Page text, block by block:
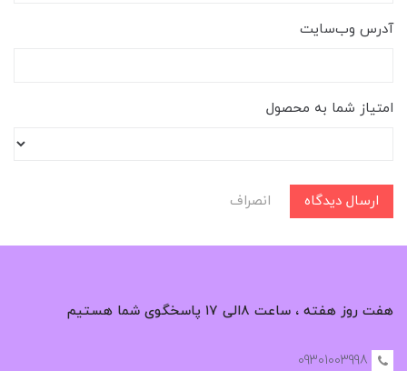
آدرس وب‌سایت
امتیاز شما به محصول
ارسال دیدگاه انصراف
هفت روز هفته ، ساعت ۸الی ۱۷ پاسخگوی شما هستیم
09301003998